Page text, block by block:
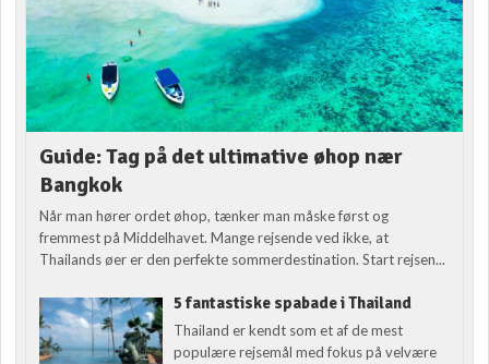
Guide: Tag på det ultimative øhop nær
Bangkok
Når man hører ordet øhop, tænker man måske først og
fremmest på Middelhavet. Mange rejsende ved ikke, at
Thailands øer er den perfekte sommerdestination. Start rejsen...
5 fantastiske spabade i Thailand
Thailand er kendt som et af de mest
populære rejsemål med fokus på velvære